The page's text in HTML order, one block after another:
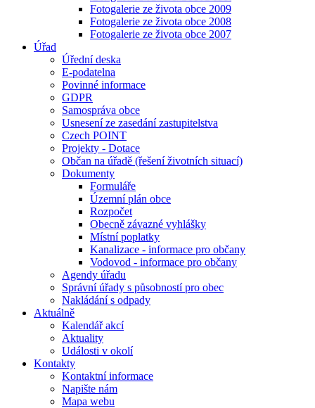
Fotogalerie ze života obce 2009
Fotogalerie ze života obce 2008
Fotogalerie ze života obce 2007
Úřad
Úřední deska
E-podatelna
Povinné informace
GDPR
Samospráva obce
Usnesení ze zasedání zastupitelstva
Czech POINT
Projekty - Dotace
Občan na úřadě (řešení životních situací)
Dokumenty
Formuláře
Územní plán obce
Rozpočet
Obecně závazné vyhlášky
Místní poplatky
Kanalizace - informace pro občany
Vodovod - informace pro občany
Agendy úřadu
Správní úřady s působností pro obec
Nakládání s odpady
Aktuálně
Kalendář akcí
Aktuality
Události v okolí
Kontakty
Kontaktní informace
Napište nám
Mapa webu